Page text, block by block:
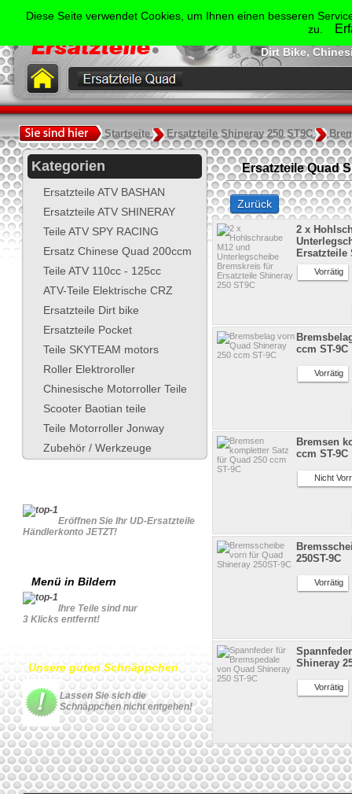
Der Spezialist für
Shineray,
Dirt Bike,
.
Startseite Ersatzteile Shineray 250 ST9C
Kategorien
Ersatzteile ATV BASHAN
Ersatzteile ATV SHINERAY
Teile ATV SPY RACING
Ersatz Chinese Quad 200ccm
Teile ATV 110cc - 125cc
ATV-Teile Elektrische CRZ
Ersatzteile Dirt bike
Ersatzteile Pocket
Teile SKYTEAM motors
Roller Elektroroller
Chinesische Motorroller Teile
Scooter Baotian teile
Teile Motorroller Jonway
Zubehör / Werkzeuge
Eröffnen Sie Ihr UD-Ersatzteile
Händlerkonto JETZT!
Menü in Bildern
Ihre Teile sind nur
3 Klicks entfernt!
Unsere guten Schnäppchen
Lassen Sie sich die
Schnäppchen nicht entgehen!
Ersatzteile Quad
Zurück
2 x
Ersatzteile
Vorrätig
ccm ST-9C
Vorrätig
Bremsen
ccm ST-9C
Nicht
250ST-9C
Vorrätig
Shineray
Vorrätig
Diese Seite verwendet Cookies, um Ihnen einen besseren
zu.